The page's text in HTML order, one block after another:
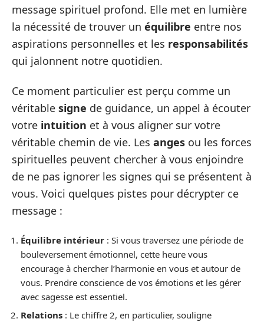
message spirituel profond. Elle met en lumière
la nécessité de trouver un équilibre entre nos
aspirations personnelles et les responsabilités
qui jalonnent notre quotidien.
Ce moment particulier est perçu comme un
véritable signe de guidance, un appel à écouter
votre intuition et à vous aligner sur votre
véritable chemin de vie. Les anges ou les forces
spirituelles peuvent chercher à vous enjoindre
de ne pas ignorer les signes qui se présentent à
vous. Voici quelques pistes pour décrypter ce
message :
Équilibre intérieur : Si vous traversez une période de
bouleversement émotionnel, cette heure vous
encourage à chercher l’harmonie en vous et autour de
vous. Prendre conscience de vos émotions et les gérer
avec sagesse est essentiel.
Relations : Le chiffre 2, en particulier, souligne